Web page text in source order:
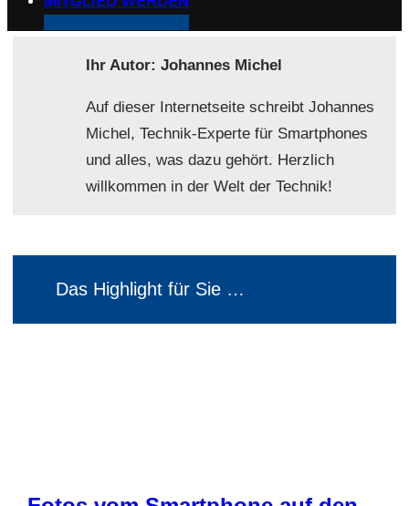
Ihr Autor: Johannes Michel
Auf dieser Internetseite schreibt Johannes
Michel, Technik-Experte für Smartphones
und alles, was dazu gehört. Herzlich
willkommen in der Welt der Technik!
Das Highlight für Sie …